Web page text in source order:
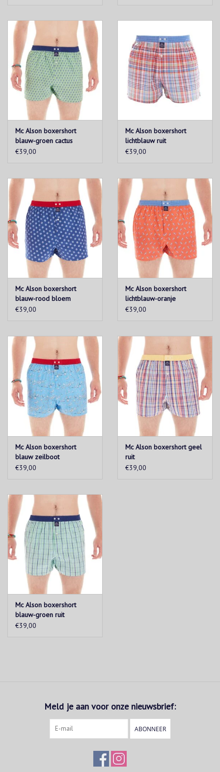
Mc Alson boxershort
blauw-groen cactus
€39,00
Mc Alson boxershort
lichtblauw ruit
€39,00
Mc Alson boxershort
blauw-rood bloem
€39,00
Mc Alson boxershort
lichtblauw-oranje
windsurfer
€39,00
Mc Alson boxershort
blauw zeilboot
€39,00
Mc Alson boxershort geel
ruit
€39,00
Mc Alson boxershort
blauw-groen ruit
€39,00
Meld je aan voor onze nieuwsbrief:
ABONNEER